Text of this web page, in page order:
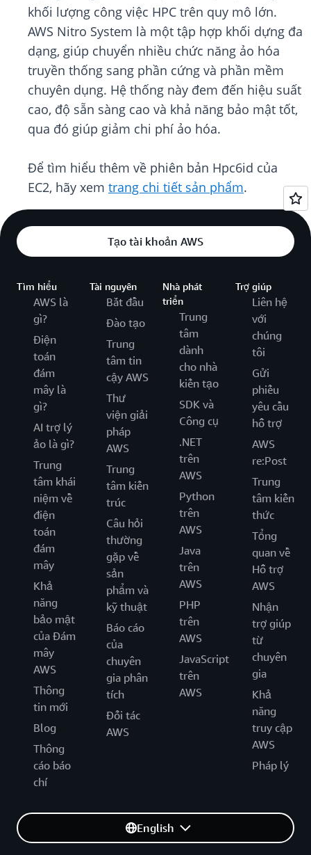
khối lượng công việc HPC trên quy mô lớn.
AWS Nitro System là một tập hợp khối dựng đa
dạng, giúp chuyển nhiều chức năng ảo hóa
truyền thống sang phần cứng và phần mềm
chuyên dụng. Hệ thống này đem đến hiệu suất
cao, độ sẵn sàng cao và khả năng bảo mật tốt,
qua đó giúp giảm chi phí ảo hóa.
Để tìm hiểu thêm về phiên bản Hpc6id của
EC2, hãy xem trang chi tiết sản phẩm.
Tạo tài khoản AWS
Tìm hiểu
AWS là
gì?
Điện
toán
đám
mây là
gì?
AI trợ lý
ảo là gì?
Trung
tâm khái
niệm về
điện
toán
đám
mây
Khả
năng
bảo mật
của Đám
mây
AWS
Thông
tin mới
Blog
Thông
cáo báo
chí
Tài nguyên
Bắt đầu
Đào tạo
Trung
tâm tin
cậy AWS
Thư
viện giải
pháp
AWS
Trung
tâm kiến
trúc
Câu hỏi
thường
gặp về
sản
phẩm và
kỹ thuật
Báo cáo
của
chuyên
gia phân
tích
Đối tác
AWS
Nhà phát
triển
Trung
tâm
dành
cho nhà
kiến tạo
SDK và
Công cụ
.NET
trên
AWS
Python
trên
AWS
Java
trên
AWS
PHP
trên
AWS
JavaScript
trên
AWS
Trợ giúp
Liên hệ
với
chúng
tôi
Gửi
phiếu
yêu cầu
hỗ trợ
AWS
re:Post
Trung
tâm kiến
thức
Tổng
quan về
Hỗ trợ
AWS
Nhận
trợ giúp
từ
chuyên
gia
Khả
năng
truy cập
AWS
Pháp lý
English